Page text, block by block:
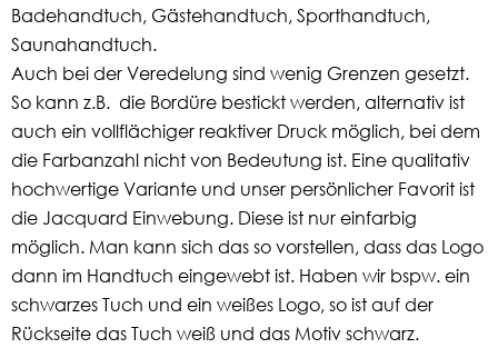
Badehandtuch, Gästehandtuch, Sporthandtuch,
Saunahandtuch.
Auch bei der Veredelung sind wenig Grenzen gesetzt.
So kann z.B. die Bordüre bestickt werden, alternativ ist
auch ein vollflächiger reaktiver Druck möglich, bei dem
die Farbanzahl nicht von Bedeutung ist. Eine qualitativ
hochwertige Variante und unser persönlicher Favorit ist
die Jacquard Einwebung. Diese ist nur einfarbig
möglich. Man kann sich das so vorstellen, dass das Logo
dann im Handtuch eingewebt ist. Haben wir bspw. ein
schwarzes Tuch und ein weißes Logo, so ist auf der
Rückseite das Tuch weiß und das Motiv schwarz.